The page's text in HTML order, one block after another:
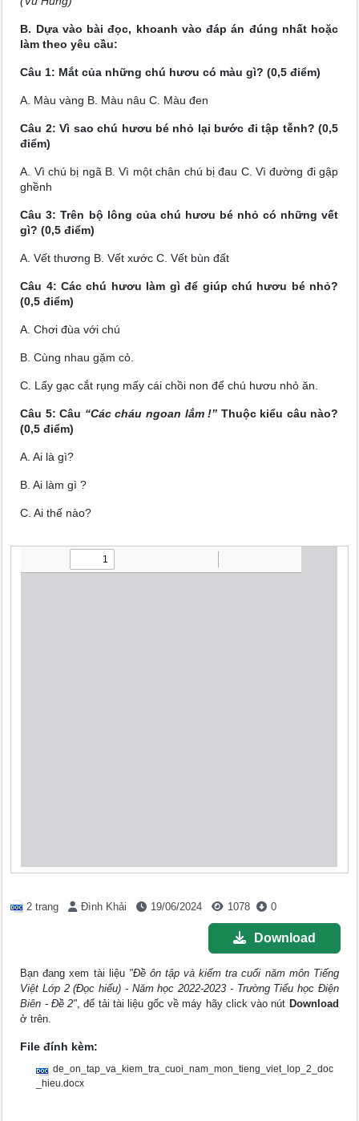
B. Dựa vào bài đọc, khoanh vào đáp án đúng nhất hoặc
làm theo yêu cầu:
Câu 1: Mắt của những chú hươu có màu gì? (0,5 điểm)
A. Màu vàng B. Màu nâu C. Màu đen
Câu 2: Vì sao chú hươu bé nhỏ lại bước đi tập tễnh? (0,5
điểm)
A. Vì chú bị ngã B. Vì một chân chú bị đau C. Vì đường đi gập
ghềnh
Câu 3: Trên bộ lông của chú hươu bé nhỏ có những vết
gì? (0,5 điểm)
A. Vết thương B. Vết xước C. Vết bùn đất
Câu 4: Các chú hươu làm gì để giúp chú hươu bé nhỏ?
(0,5 điểm)
A. Chơi đùa với chú
B. Cùng nhau gặm cỏ.
C. Lấy gạc cắt rụng mấy cái chồi non để chú hươu nhỏ ăn.
Câu 5: Câu “Các cháu ngoan lắm !” Thuộc kiểu câu nào?
(0,5 điểm)
A. Ai là gì?
B. Ai làm gì ?
C. Ai thế nào?
2 trang Đình Khải 19/06/2024 1078 0
Download
Bạn đang xem tài liệu "Đề ôn tập và kiểm tra cuối năm môn Tiếng
Việt Lớp 2 (Đọc hiểu) - Năm học 2022-2023 - Trường Tiểu học Điện
Biên - Đề 2", để tải tài liệu gốc về máy hãy click vào nút Download
ở trên.
File đính kèm:
de_on_tap_va_kiem_tra_cuoi_nam_mon_tieng_viet_lop_2_doc
_hieu.docx